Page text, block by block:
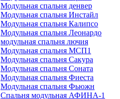
Модульная спальня денвер
Модульная спальня Инстайл
Модульная спальня Калипсо
Модульная спальня Леонардо
модульная спальня лючия
Модульная спальня МСП1
Модульная спальня Сакура
Модульная спальня Соната
Модульная спальня Фиеста
Модульная спальня Фьюжн
Спальня модульная АФИНА-1